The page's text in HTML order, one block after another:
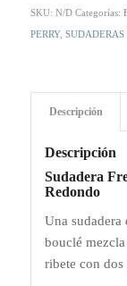
SKU: N/D Categorías:
PERRY, SUDADERAS
Descripción
Descripción
Sudadera
Redondo
Una
bouclé
ribete con dos